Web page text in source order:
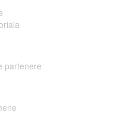
partenere